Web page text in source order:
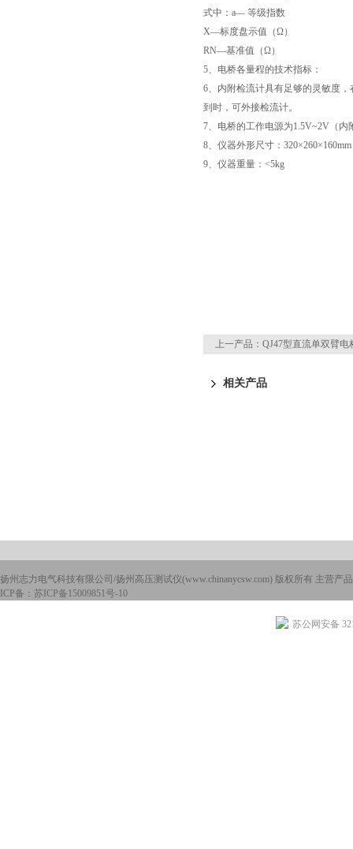
式中：a— 等级指数
X—标度盘示值（Ω）
RN—基准值（Ω）
5、电桥各量程的技术指标：
6、内附检流计具有足够的灵敏度
到时，可外接检流计。
7、电桥的工作电源为1.5V~2V（
8、仪器外形尺寸：320×260×160mm
9、仪器重量：<5kg
上一产品： QJ47型直流单双臂电
相关产品
扬州志力电气科技有限公司/扬州高压测试仪(www.chinanycsw.com) 版权所有 主营产
ICP备： 苏ICP备15009851号-10
苏公网安备